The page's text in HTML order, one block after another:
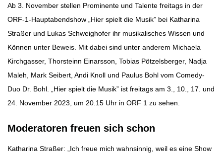
Ab 3. November stellen Prominente und Talente freitags in der
ORF-1-Hauptabendshow „Hier spielt die Musik” bei Katharina
Straßer und Lukas Schweighofer ihr musikalisches Wissen und
Können unter Beweis. Mit dabei sind unter anderem Michaela
Kirchgasser, Thorsteinn Einarsson, Tobias Pötzelsberger, Nadja
Maleh, Mark Seibert, Andi Knoll und Paulus Bohl vom Comedy-
Duo Dr. Bohl. „Hier spielt die Musik” ist freitags am 3., 10., 17. und
24. November 2023, um 20.15 Uhr in ORF 1 zu sehen.
Moderatoren freuen sich schon
Katharina Straßer: „Ich freue mich wahnsinnig, weil es eine Show